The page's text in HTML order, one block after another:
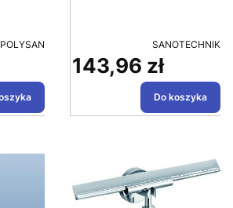
PRODUCENT
POLYSAN PRODUCENT
SANOTECHNIK
Cena
143,96 zł
Do koszyka